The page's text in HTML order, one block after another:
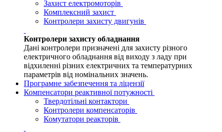
Захист електромоторів
Комплексний захист
Контролери захисту двигунів
Контролери захисту обладнання
Дані контролери призначені для захисту різного
електричного обладнання від виходу з ладу при
відхиленні різних електричних та температурних
параметрів від номінальних значень.
Програмне забезпечення та ліцензії
Компенсатори реактивної потужності
Твердотільні контактори
Контролери компенсаторів
Комутатори реакторів